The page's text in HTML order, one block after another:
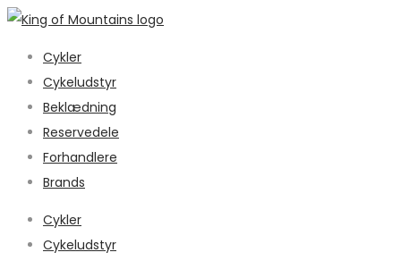
Cykler
Cykeludstyr
Beklædning
Reservedele
Forhandlere
Brands
Cykler
Cykeludstyr